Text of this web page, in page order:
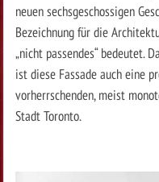
neuen sechsgeschossigen
Bezeichnung für die
„nicht passendes“ bedeutet.
ist diese Fassade auch eine
vorherrschenden, meist
Stadt Toronto.